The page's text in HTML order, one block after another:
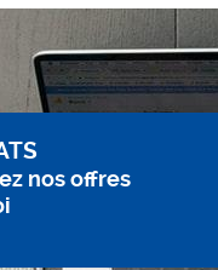
nos offres